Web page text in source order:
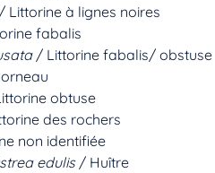
Littorine à lignes noires
fabalis
/ Littorine fabalis/ obstuse
obtuse
des rochers
non identifiée
edulis/ Huître